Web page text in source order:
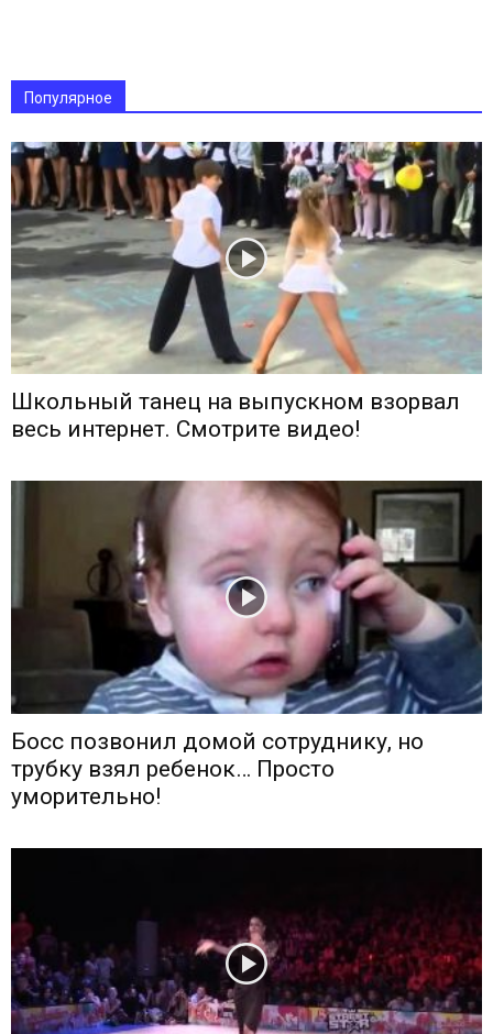
Популярное
Школьный танец на выпускном взорвал
весь интернет. Смотрите видео!
Босс позвонил домой сотруднику, но
трубку взял ребенок… Просто
уморительно!